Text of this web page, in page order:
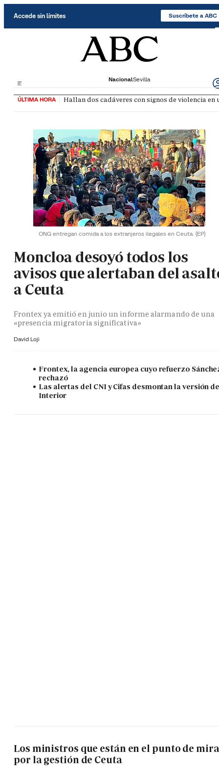
Accede sin límites Suscríbete a ABC
NacionalSevilla
ÚLTIMA HORA Hallan dos cadáveres con signos de violencia
ONG entregan comida a los extranjeros ilegales en Ceuta. (EP)
Moncloa desoyó todos los
avisos que alertaban del
a Ceuta
Frontex ya emitió en junio un informe alarmando de una
«presencia migratoria significativa»
David Loji
Frontex, la agencia europea cuyo refuerzo
rechazó
Las alertas del CNI y Cifas desmontan la versión
Interior
Los ministros que están en el punto de mira
por la gestión de Ceuta